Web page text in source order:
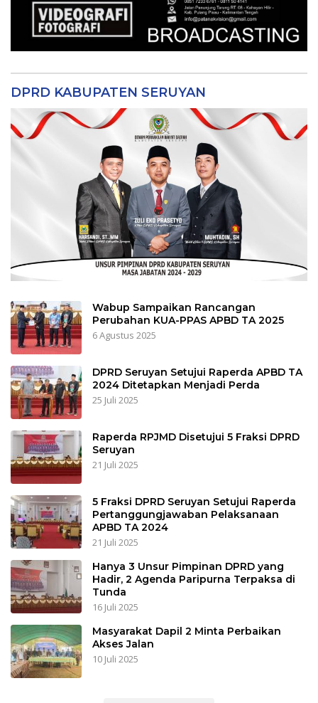
DPRD KABUPATEN SERUYAN
Wabup Sampaikan Rancangan
Perubahan KUA-PPAS APBD TA 2025
6 Agustus 2025
DPRD Seruyan Setujui Raperda APBD TA
2024 Ditetapkan Menjadi Perda
25 Juli 2025
Raperda RPJMD Disetujui 5 Fraksi DPRD
Seruyan
21 Juli 2025
5 Fraksi DPRD Seruyan Setujui Raperda
Pertanggungjawaban Pelaksanaan
APBD TA 2024
21 Juli 2025
Hanya 3 Unsur Pimpinan DPRD yang
Hadir, 2 Agenda Paripurna Terpaksa di
Tunda
16 Juli 2025
Masyarakat Dapil 2 Minta Perbaikan
Akses Jalan
10 Juli 2025